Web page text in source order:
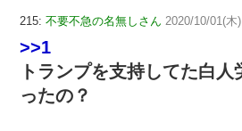
215: 不要不急の名無しさん 2020/10/01(
>>1
トランプを支持してた白
ったの？